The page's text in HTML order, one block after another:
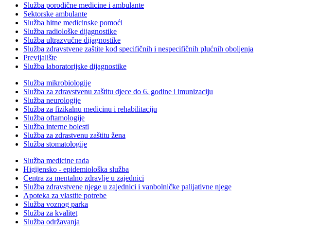
Služba porodične medicine i ambulante
Sektorske ambulante
Služba hitne medicinske pomoći
Služba radiološke dijagnostike
Služba ultrazvučne dijagnostike
Služba zdravstvene zaštite kod specifičnih i nespecifičnih plućnih oboljenja
Previjalište
Služba laboratorijske dijagnostike
Služba mikrobiologije
Služba za zdravstvenu zaštitu djece do 6. godine i imunizaciju
Služba neurologije
Služba za fizikalnu medicinu i rehabilitaciju
Služba oftamologije
Služba interne bolesti
Služba za zdrastvenu zaštitu žena
Služba stomatologije
Služba medicine rada
Higijensko - epidemiološka služba
Centra za mentalno zdravlje u zajednici
Služba zdravstvene njege u zajednici i vanbolničke palijativne njege
Apoteka za vlastite potrebe
Služba voznog parka
Služba za kvalitet
Služba održavanja